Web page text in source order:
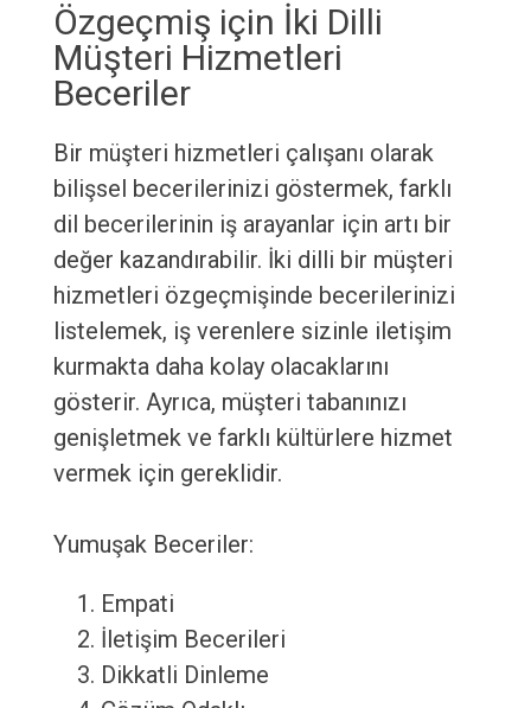
Özgeçmiş için İki Dilli
Müşteri Hizmetleri
Beceriler
Bir müşteri hizmetleri çalışanı olarak
bilişsel becerilerinizi göstermek, farklı
dil becerilerinin iş arayanlar için artı bir
değer kazandırabilir. İki dilli bir müşteri
hizmetleri özgeçmişinde becerilerinizi
listelemek, iş verenlere sizinle iletişim
kurmakta daha kolay olacaklarını
gösterir. Ayrıca, müşteri tabanınızı
genişletmek ve farklı kültürlere hizmet
vermek için gereklidir.
Yumuşak Beceriler:
Empati
İletişim Becerileri
Dikkatli Dinleme